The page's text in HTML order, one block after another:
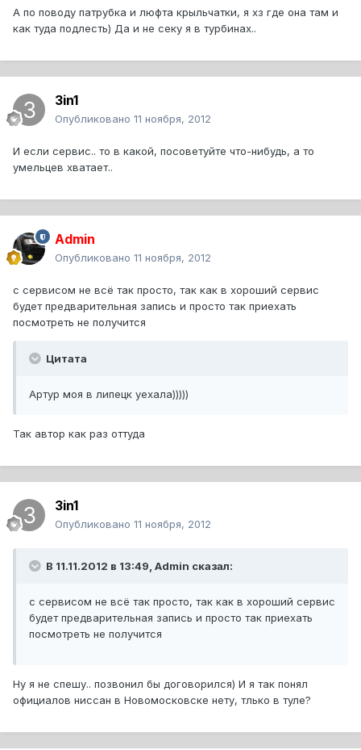
А по поводу патрубка и люфта крыльчатки, я хз где она там и
как туда подлесть) Да и не секу я в турбинах..
3in1
Опубликовано 11 ноября, 2012
И если сервис.. то в какой, посоветуйте что-нибудь, а то
умельцев хватает..
Admin
Опубликовано 11 ноября, 2012
с сервисом не всё так просто, так как в хороший сервис
будет предварительная запись и просто так приехать
посмотреть не получится
Цитата
Артур моя в липецк уехала)))))
Так автор как раз оттуда
3in1
Опубликовано 11 ноября, 2012
В 11.11.2012 в 13:49, Admin сказал:
с сервисом не всё так просто, так как в хороший сервис
будет предварительная запись и просто так приехать
посмотреть не получится
Ну я не спешу.. позвонил бы договорился) И я так понял
официалов ниссан в Новомосковске нету, тлько в туле?